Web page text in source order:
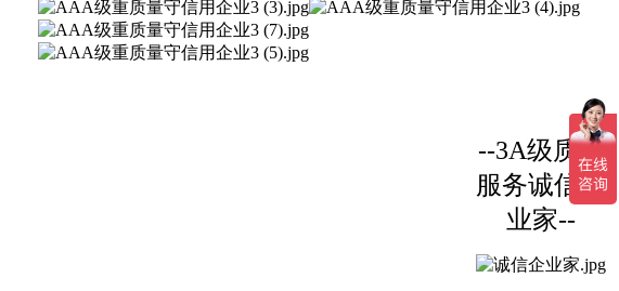
--3A级质量
服务诚信企
业家--